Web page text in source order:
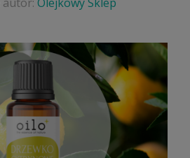
autor: Olejkowy Sklep